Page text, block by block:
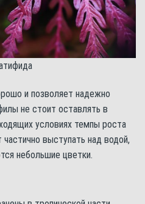
и позволяет надежно
не стоит оставлять в
условиях темпы роста
выступать над водой,
небольшие цветки.